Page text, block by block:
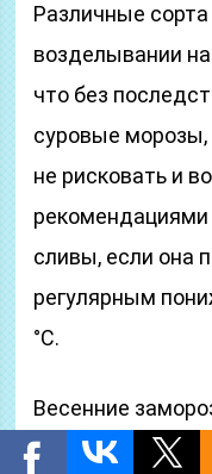
Различные
возделывании
что без
суровые морозы,
не рисковать и
сливы, если она
регулярным
°С.
Весенние
повреждений и